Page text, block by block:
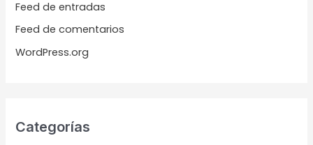
Feed de entradas
Feed de comentarios
WordPress.org
Categorías